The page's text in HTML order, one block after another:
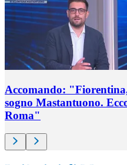
Accomando:
sogno Mastantuono.
Roma"